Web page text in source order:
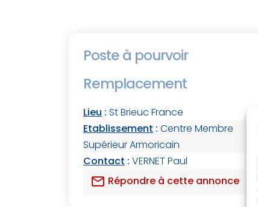
Poste à pourvoir
Remplacement
Lieu : St Brieuc France
Etablissement : Centre Membre
Supérieur Armoricain
Contact : VERNET Paul
mail Répondre à cette annonce